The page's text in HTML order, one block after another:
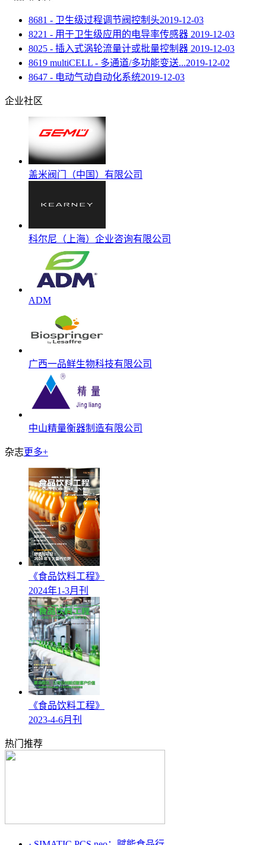
8681 - 卫生级过程调节阀控制头2019-12-03
8221 - 用于卫生级应用的电导率传感器 2019-12-03
8025 - 插入式涡轮流量计或批量控制器 2019-12-03
8619 multiCELL - 多通道/多功能变送...2019-12-02
8647 - 电动气动自动化系统2019-12-03
企业社区
盖米阀门（中国）有限公司
科尔尼（上海）企业咨询有限公司
ADM
广西一品鲜生物科技有限公司
中山精量衡器制造有限公司
杂志更多+
《食品饮料工程》
2024年1-3月刊
《食品饮料工程》
2023-4-6月刊
热门推荐